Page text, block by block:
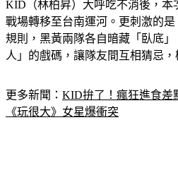
KID（林柏昇）大呼吃不消後，本
戰場轉移至台南運河。更刺激的
規則，黑黃兩隊各自暗藏「臥底
人」的戲碼，讓隊友間互相猜忌
更多新聞： KID拚了！瘋狂進食
《玩很大》女星爆衝突